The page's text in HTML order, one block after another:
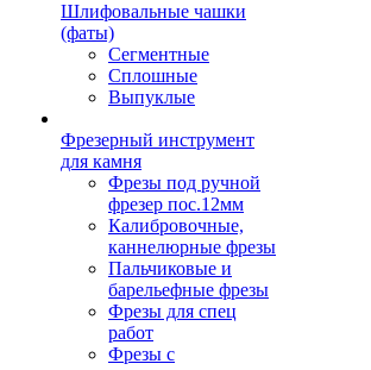
Шлифовальные чашки
(фаты)
Сегментные
Сплошные
Выпуклые
Фрезерный инструмент
для камня
Фрезы под ручной
фрезер пос.12мм
Калибровочные,
каннелюрные фрезы
Пальчиковые и
барельефные фрезы
Фрезы для спец
работ
Фрезы с